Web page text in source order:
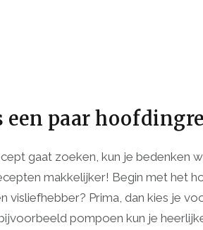
een paar
gaat zoeken, kun je bedenken
makkelijker! Begin met het
visliefhebber? Prima, dan kies je
pompoen kun je